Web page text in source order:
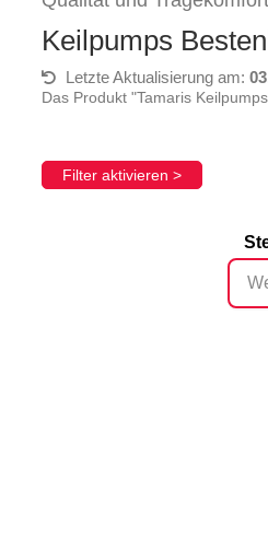
Keilpumps
Letzte Aktualisierung am:
Das Produkt "Tamaris
Filter aktivieren >